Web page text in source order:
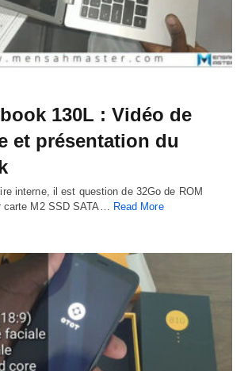
130L : Vidéo de
et présentation du
interne, il est question de 32Go de ROM
carte M2 SSD SATA… Read More